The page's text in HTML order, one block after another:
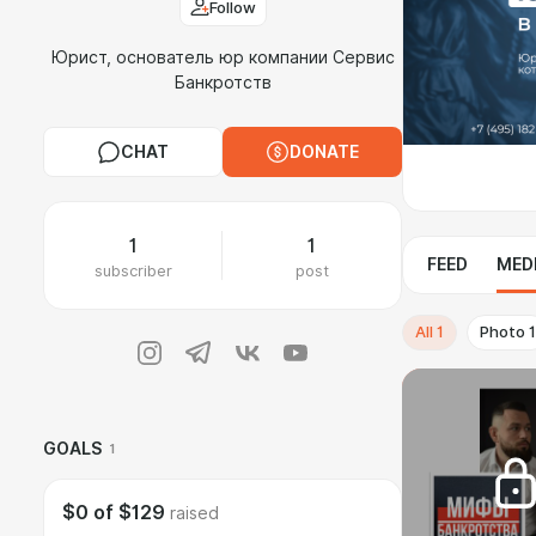
Follow
Юрист, основатель юр компании Сервис
Банкротств
CHAT DONATE
1
subscriber
1
post
GOALS 1
$0 of $129 raised
FEED
All 1 Photo 1